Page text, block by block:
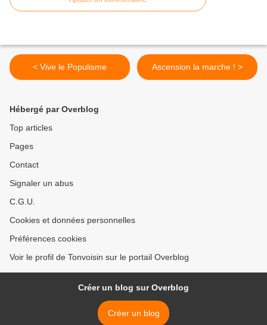
< Vive le Populisme Ascension la marche ! >
Hébergé par Overblog
Top articles
Pages
Contact
Signaler un abus
C.G.U.
Cookies et données personnelles
Préférences cookies
Voir le profil de Tonvoisin sur le portail Overblog
Créer un blog sur Overblog
Créer un blog